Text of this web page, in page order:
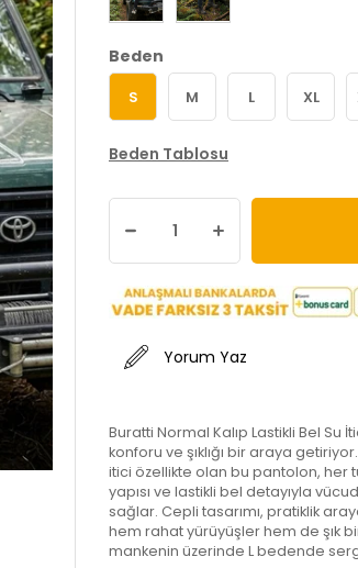
Beden
S M L XL
Beden Tablosu
Yorum Yaz
Buratti Normal Kalıp Lastikli Bel Su
konforu ve şıklığı bir araya
itici özellikte olan bu pantolon, her
yapısı ve lastikli bel detayıyla
sağlar. Cepli tasarımı, pratiklik
hem rahat yürüyüşler hem de şık
mankenin üzerinde L bedende